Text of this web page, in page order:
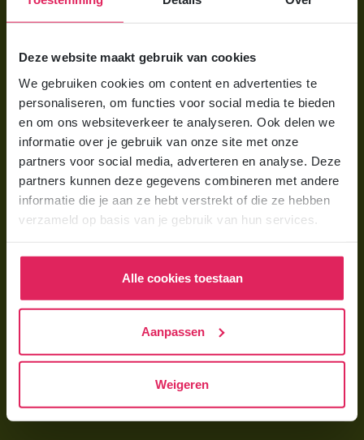
Deze website maakt gebruik van cookies
We gebruiken cookies om content en advertenties te
personaliseren, om functies voor social media te bieden
en om ons websiteverkeer te analyseren. Ook delen we
informatie over je gebruik van onze site met onze
partners voor social media, adverteren en analyse. Deze
partners kunnen deze gegevens combineren met andere
informatie die je aan ze hebt verstrekt of die ze hebben
verzameld op basis van je gebruik van hun services.
Alle cookies toestaan
Aanpassen
Weigeren
Wat kost een gastouder?
Voor gastouders
Gastouder worden bij 4Kids
Opleiding tot gastouder